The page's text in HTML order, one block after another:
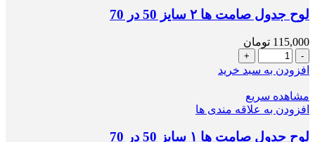
لوح جدول صامت ها ۲ سایز 50 در 70
115,000 تومان
لوح
جدول
ها
۲
50
افزودن به سبد خرید
مشاهده سریع
افزودن به علاقه مندی ها
لوح جدول صامت ها ۱ سایز 50 در 70